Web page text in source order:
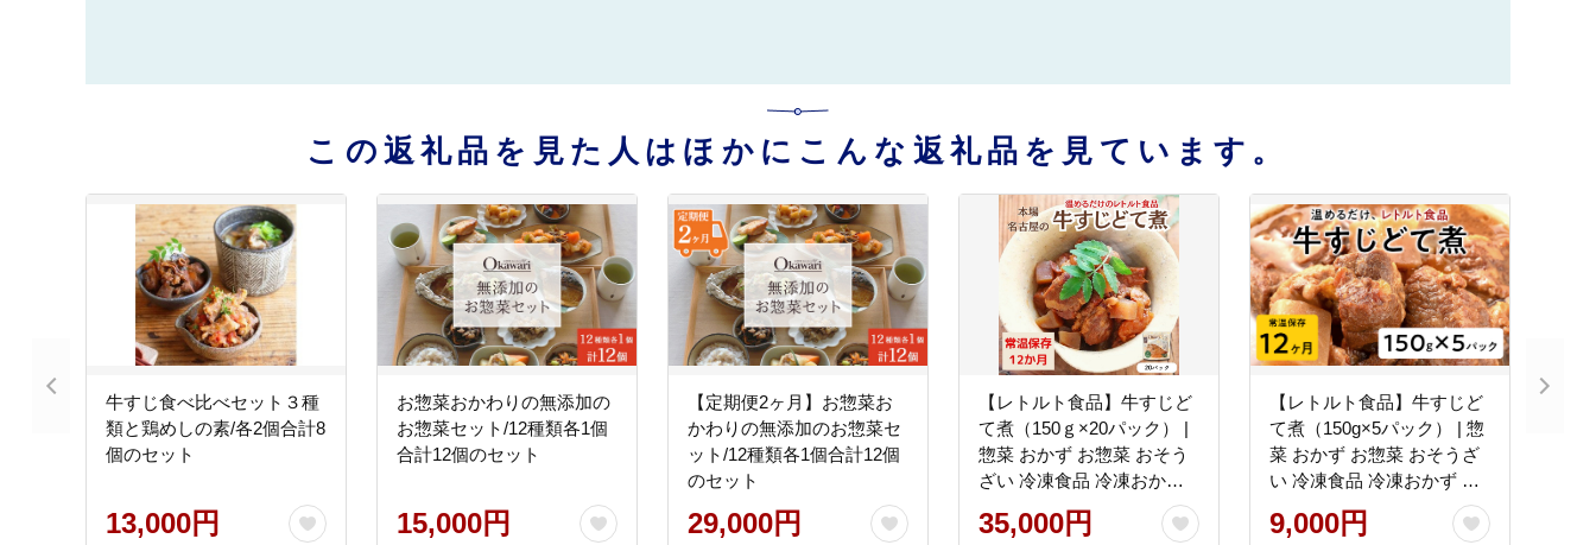
この返礼品を見た人はほかにこんな返礼品を見ています。
牛すじ食べ比べセット３種
類と鶏めしの素/各2個合計8
個のセット
13,000円
お惣菜おかわりの無添加の
お惣菜セット/12種類各1個
合計12個のセット
15,000円
【定期便2ヶ月】お惣菜お
かわりの無添加のお惣菜セ
ット/12種類各1個合計12個
のセット
29,000円
【レトルト食品】牛すじど
て煮（150ｇ×20パック） |
惣菜 おかず お惣菜 おそう
ざい 冷凍食品 冷凍おかず
電子レンジ レンチン 温め
るだけ 手軽 簡単 かんたん
35,000円
【レトルト食品】牛すじど
て煮（150g×5パック） | 惣
菜 おかず お惣菜 おそうざ
い 冷凍食品 冷凍おかず 電
子レンジ レンチン 温める
だけ 手軽 簡単 かんたん 時
9,000円